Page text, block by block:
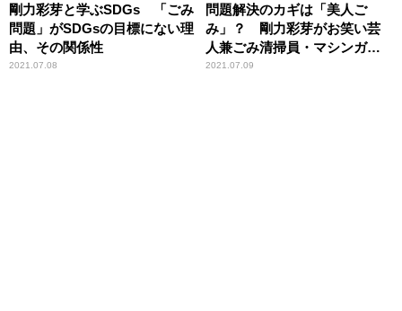
剛力彩芽と学ぶSDGs 「ごみ
問題」がSDGsの目標にない理
由、その関係性
2021.07.08
問題解決のカギは「美人ご
み」？ 剛力彩芽がお笑い芸
人兼ごみ清掃員・マシンガン
ズ滝沢から学ぶ「現実」
2021.07.09